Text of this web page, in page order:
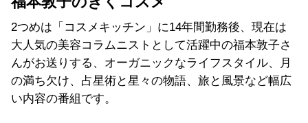
2つめは「コスメキッチン」に14年間勤務後、現在は
大人気の美容コラムニストとして活躍中の福本敦子さ
んがお送りする、オーガニックなライフスタイル、月
の満ち欠け、占星術と星々の物語、旅と風景など幅広
い内容の番組です。